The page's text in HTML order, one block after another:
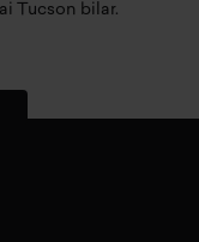
Tucson bilar.